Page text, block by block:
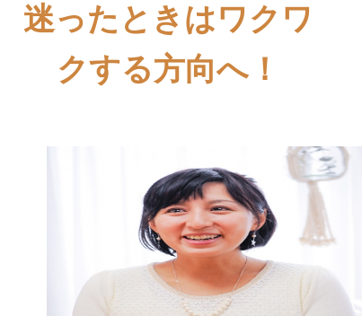
迷ったときはワクワ
クする方向へ！